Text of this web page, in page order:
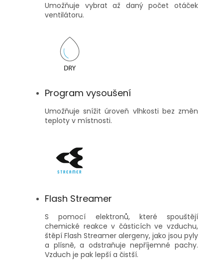
Umožňuje vybrat až daný počet otáček
ventilátoru.
Program vysoušení
Umožňuje snížit úroveň vlhkosti bez změn
teploty v místnosti.
Flash Streamer
S pomocí elektronů, které spouštějí
chemické reakce v částicích ve vzduchu,
štěpí Flash Streamer alergeny, jako jsou pyly
a plísně, a odstraňuje nepříjemné pachy.
Vzduch je pak lepší a čistší.